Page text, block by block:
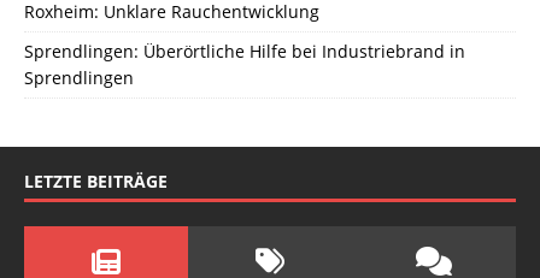
Roxheim: Unklare Rauchentwicklung
Sprendlingen: Überörtliche Hilfe bei Industriebrand in
Sprendlingen
LETZTE BEITRÄGE